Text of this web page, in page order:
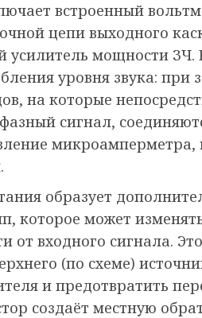
встроенный
цепи выходного
усилитель мощности ЗЧ.
уровня звука: при
на которые
сигнал,
образует
которое может
от входного сигнала.
(по схеме)
и предотвратить
создаёт местную